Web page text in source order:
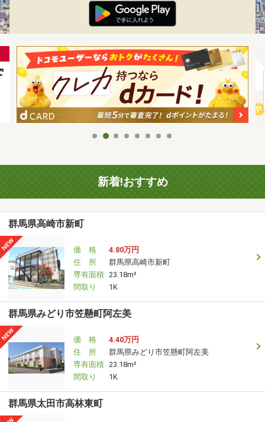
新着!おすすめ
群馬県高崎市新町
価 格
4.80万円
住 所
群馬県高崎市新町
専有面積 23.18m²
間取り
1K
群馬県みどり市笠懸町阿左美
価 格
4.40万円
住 所
群馬県みどり市笠懸町阿左美
専有面積 23.18m²
間取り
1K
群馬県太田市高林東町